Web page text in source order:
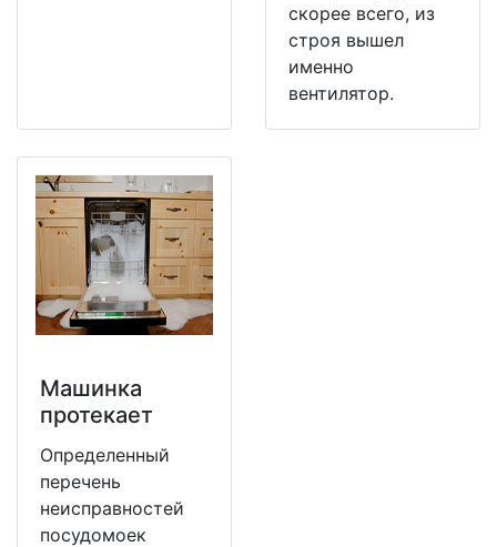
скорее всего, из
строя вышел
именно
вентилятор.
Машинка
протекает
Определенный
перечень
неисправностей
посудомоек